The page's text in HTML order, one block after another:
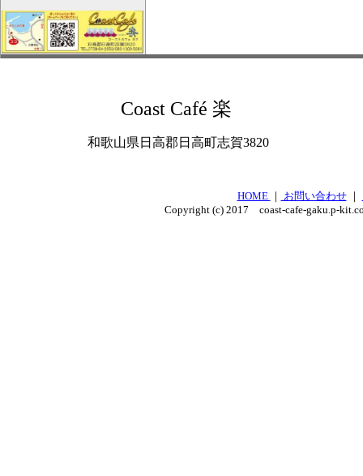
Coast Café 楽
和歌山県日高郡日高町志賀3820
HOME ｜ お問い合わせ｜
Copyright (c) 2017 coast-cafe-gaku.p-